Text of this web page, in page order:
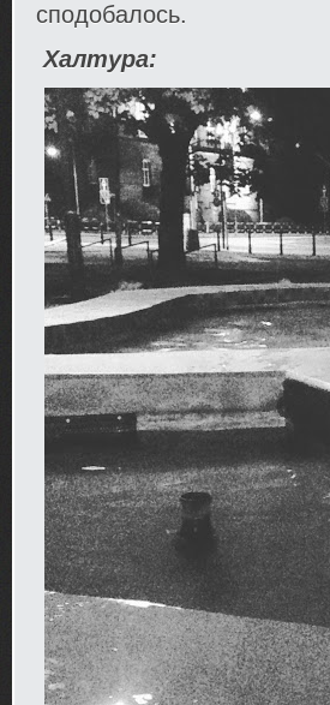
сподобалось.
Халтура: